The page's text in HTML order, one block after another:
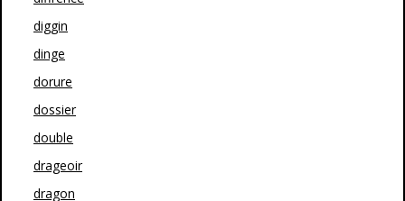
diggin
dinge
dorure
dossier
double
drageoir
dragon